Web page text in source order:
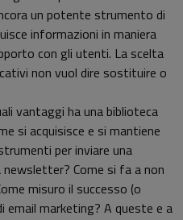
un potente strumento di
informazioni in maniera
con gli utenti. La scelta
non vuol dire sostituire o
vantaggi ha una biblioteca
si acquisisce e si mantiene
per inviare una
Come si fa a non
misuro il successo (o
email marketing? A queste e a